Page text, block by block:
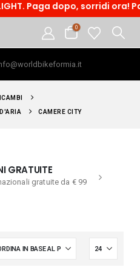
Paga dopo, sorridi
0
CAMERE CITY
GRATUITE
gratuite da € 99